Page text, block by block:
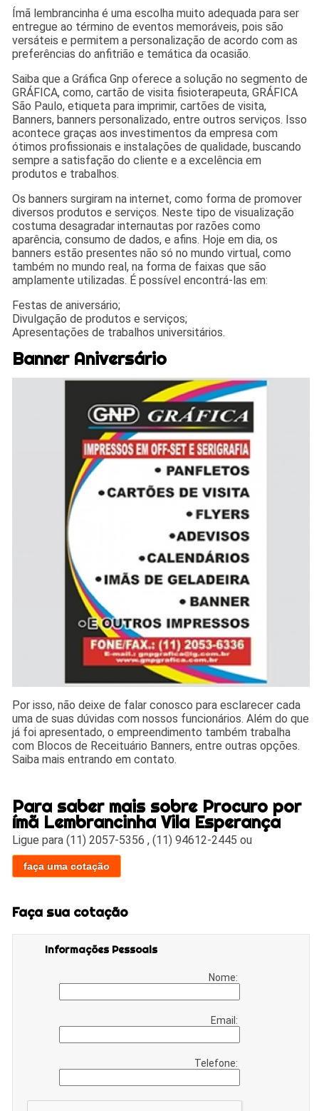
Ímã lembrancinha é uma escolha muito adequada para ser
entregue ao término de eventos memoráveis, pois são
versáteis e permitem a personalização de acordo com as
preferências do anfitrião e temática da ocasião.
Saiba que a Gráfica Gnp oferece a solução no segmento de
GRÁFICA, como, cartão de visita fisioterapeuta, GRÁFICA
São Paulo, etiqueta para imprimir, cartões de visita,
Banners, banners personalizado, entre outros serviços. Isso
acontece graças aos investimentos da empresa com
ótimos profissionais e instalações de qualidade, buscando
sempre a satisfação do cliente e a excelência em
produtos e trabalhos.
Os banners surgiram na internet, como forma de promover
diversos produtos e serviços. Neste tipo de visualização
costuma desagradar internautas por razões como
aparência, consumo de dados, e afins. Hoje em dia, os
banners estão presentes não só no mundo virtual, como
também no mundo real, na forma de faixas que são
amplamente utilizadas. É possível encontrá-las em:
Festas de aniversário;
Divulgação de produtos e serviços;
Apresentações de trabalhos universitários.
Banner Aniversário
Por isso, não deixe de falar conosco para esclarecer cada
uma de suas dúvidas com nossos funcionários. Além do que
já foi apresentado, o empreendimento também trabalha
com Blocos de Receituário Banners, entre outras opções.
Saiba mais entrando em contato.
Para saber mais sobre Procuro por
ímã Lembrancinha Vila Esperança
Ligue para(11) 2057-5356 ,(11) 94612-2445 ou
faça uma cotação
Faça sua cotação
Informações Pessoais
Nome:
Email:
Telefone: